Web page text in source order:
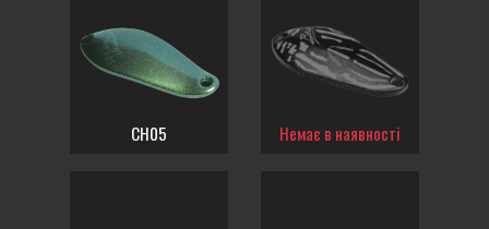
CH05 Немає в наявності